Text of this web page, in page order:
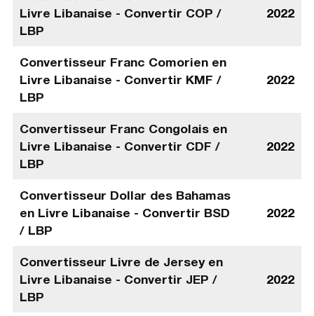
Livre Libanaise - Convertir COP /
LBP
2022
Convertisseur Franc Comorien en
Livre Libanaise - Convertir KMF /
LBP
2022
Convertisseur Franc Congolais en
Livre Libanaise - Convertir CDF /
LBP
2022
Convertisseur Dollar des Bahamas
en Livre Libanaise - Convertir BSD
/ LBP
2022
Convertisseur Livre de Jersey en
Livre Libanaise - Convertir JEP /
LBP
2022